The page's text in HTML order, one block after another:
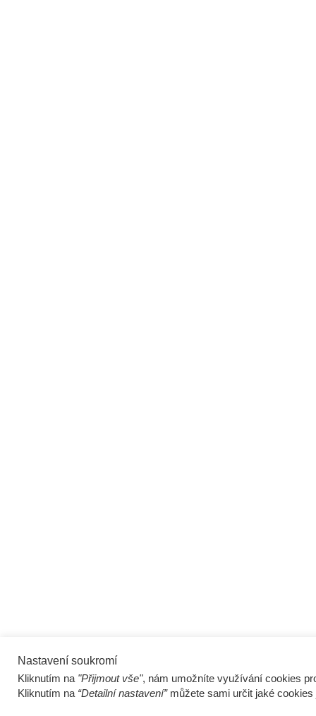
Nastavení soukromí
Kliknutím na "Přijmout vše", nám umožníte využívání cookies
Kliknutím na “Detailní nastavení”můžete sami určit jaké